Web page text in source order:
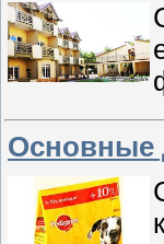
Основные